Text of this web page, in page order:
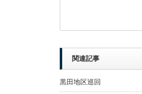
関連記事
黒田地区巡回